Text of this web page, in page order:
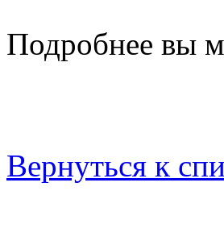
Подробнее вы
Вернуться к